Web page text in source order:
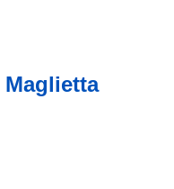
Maglietta